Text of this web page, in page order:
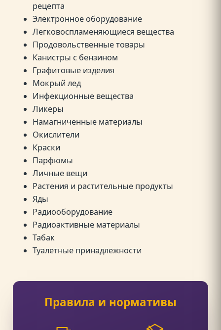
рецепта
Электронное оборудование
Легковоспламеняющиеся вещества
Продовольственные товары
Канистры с бензином
Графитовые изделия
Мокрый лед
Инфекционные вещества
Ликеры
Намагниченные материалы
Окислители
Краски
Парфюмы
Личные вещи
Растения и растительные продукты
Яды
Радиооборудование
Радиоактивные материалы
Табак
Туалетные принадлежности
Правила и нормативы